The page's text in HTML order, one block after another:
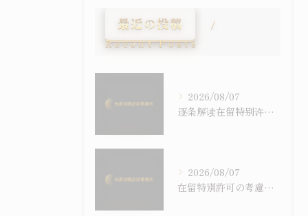
最近の投稿
Recent Posts
2026/08/07
逐条解读在留特别许可之考量事由｜令和6年施行之入管法50条5项与主张之构筑
2026/08/07
在留特別許可の考慮事情を逐条で読む｜令和6年施行の入管法50条5項と主張の組み立て方